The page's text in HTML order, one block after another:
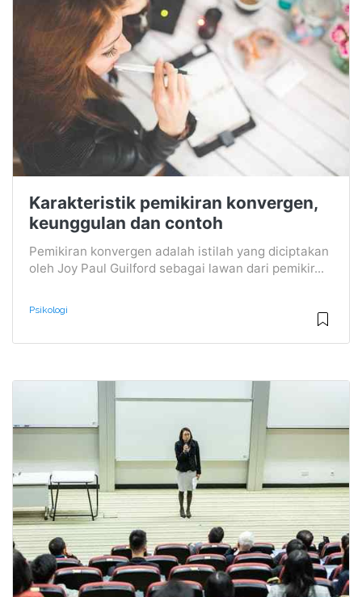
Karakteristik pemikiran konvergen,
keunggulan dan contoh
Pemikiran konvergen adalah istilah yang diciptakan
oleh Joy Paul Guilford sebagai lawan dari pemikir...
Psikologi